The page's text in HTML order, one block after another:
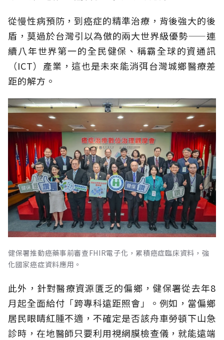
從慢性病預防，到癌症的精準治療，背後強大的後
盾，莫過於台灣引以為傲的兩大世界級優勢——連
續八年世界第一的全民健保、稱霸全球的資通訊
（ICT）產業，這也是未來能消弭台灣城鄉醫療差
距的解方。
健保署推動癌藥事前審查FHIR電子化，累積癌症臨床資料，強
化國家癌症資料應用。
此外，針對醫療資源匱乏的偏鄉，健保署從去年8
月起全面給付「跨專科遠距照會」。例如，當偏鄉
居民眼睛紅腫不適，不確定是否該舟車勞頓下山急
診時，在地醫師只要利用視網膜檢查儀，就能遠端